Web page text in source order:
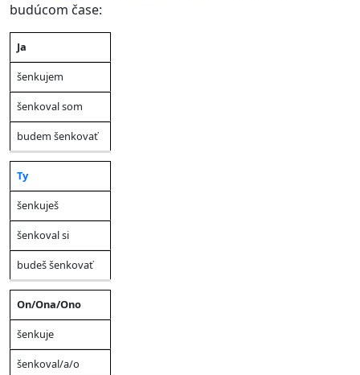
budúcom čase:
Osoba
čas
Ja
šenkujem
šenkoval som
budem šenkovať
Ty
šenkuješ
šenkoval si
budeš šenkovať
On/Ona/Ono
šenkuje
šenkoval/a/o